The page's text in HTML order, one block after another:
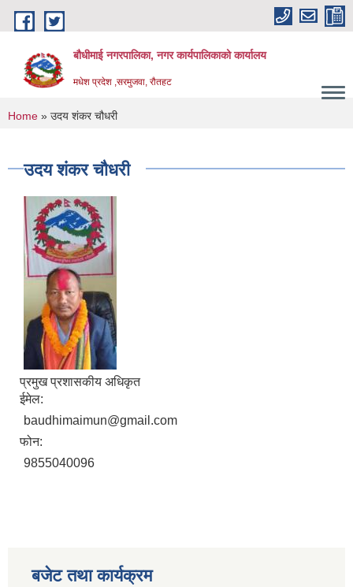
Skip to main content
बौधीमाई नगरपालिका, नगर कार्यपालिकाको कार्यालय
मधेश प्रदेश ,सरमुजवा, रौतहट
You are here
Home » उदय शंकर चौधरी
उदय शंकर चौधरी
प्रमुख प्रशासकीय अधिकृत
ईमेल:
baudhimaimun@gmail.com
फोन:
9855040096
बजेट तथा कार्यक्रम